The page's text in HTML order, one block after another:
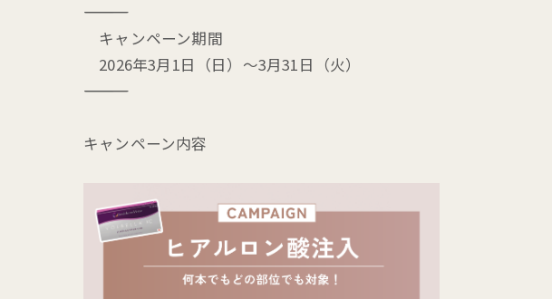
――――――――――――――――――――
キャンペーン期間
2026年3月1日（日）〜3月31日（火）
――――――――――――――――――――
キャンペーン内容